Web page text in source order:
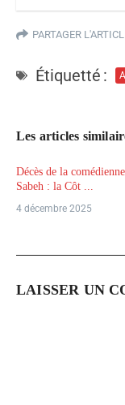
PARTAGER
Étiquetté :
Les articles
Décès de la
Sabeh : la Côt ...
4 décembre 2025
LAISSER UN